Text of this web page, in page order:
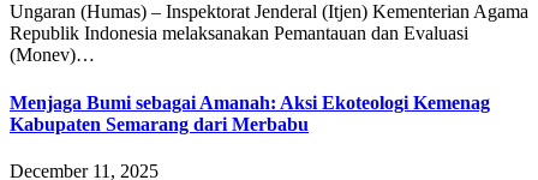
Ungaran (Humas) – Inspektorat Jenderal (Itjen) Kementerian Agama
Republik Indonesia melaksanakan Pemantauan dan Evaluasi
(Monev)…
Menjaga Bumi sebagai Amanah: Aksi Ekoteologi Kemenag
Kabupaten Semarang dari Merbabu
December 11, 2025